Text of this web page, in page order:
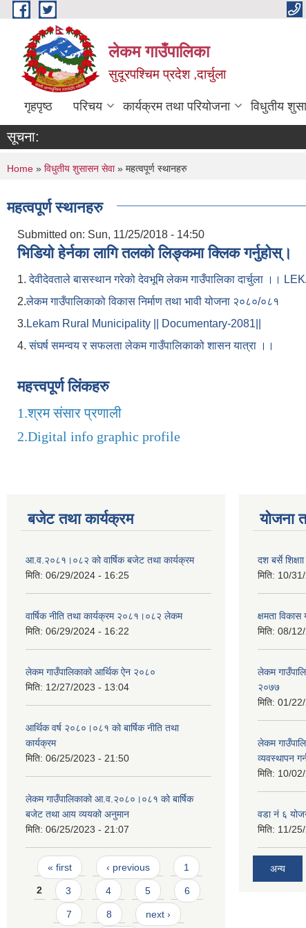
Skip to main content
लेकम गाउँपालिका
सुदूरपश्चिम प्रदेश ,दार्चुला
गृहपृष्ठ परिचय कार्यक्रम तथा परियोजना विधुतीय
सूचना:
You are here
Home » विधुतीय शुसासन सेवा» महत्वपूर्ण स्थानहरु
महत्वपूर्ण स्थानहरु
Submitted on: Sun, 11/25/2018 - 14:50
भिडियो हेर्नका लागि तलको लिङ्कमा क्लिक गर्नुहोस्।
1.देवीदेवताले बासस्थान गरेको देवभूमि लेकम गाउँपालिका दार्चुला ।।
2.लेकम गाउँपालिकाको विकास निर्माण तथा भावी योजना २०८०/०८१
3. Lekam Rural Municipality || Documentary-2081||
4.संघर्ष समन्वय र सफलता लेकम गाउँपालिकाको शासन यात्रा ।।
महत्त्वपूर्ण लिंकहरु
1.श्रम संसार प्रणाली
2.Digital info graphic profile
बजेट तथा कार्यक्रम
आ.व.२०८१।०८२ को वार्षिक बजेट तथा कार्यक्रम
मिति: 06/29/2024 - 16:25
वार्षिक नीति तथा कार्यक्रम २०८१।०८२ लेकम
मिति: 06/29/2024 - 16:22
लेकम गाउँपालिकाको आर्थिक ऐन २०८०
मिति: 12/27/2023 - 13:04
आर्थिक वर्ष २०८०।०८१ को बार्षिक नीति तथा
कार्यक्रम
मिति: 06/25/2023 - 21:50
लेकम गाउँपालिकाको आ.व.२०८०।०८१ को बार्षिक
बजेट तथा आय व्ययको अनुमान
मिति: 06/25/2023 - 21:07
Pages
« first ‹ previous 1
2 3 4 5 6
7 8 next ›
योजना
दश बर्से
मिति: 10/
क्षमता
मिति: 08/
लेकम
२०७७
मिति: 01/
लेकम
व्यवस्थापन
मिति: 10/
वडा नं ६
मिति: 11/
अन्य